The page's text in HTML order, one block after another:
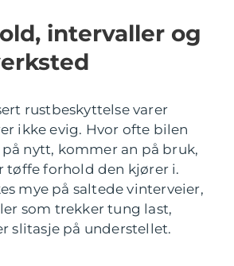
intervaller og
rustbeskyttelse varer
ikke evig. Hvor ofte bilen
nytt, kommer an på bruk,
tøffe forhold den kjører i.
mye på saltede vinterveier,
som trekker tung last,
slitasje på understellet.